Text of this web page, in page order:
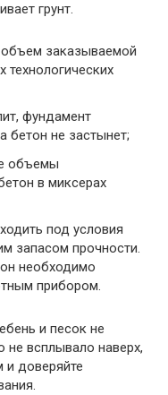
грунт.
объем заказываемой
фундамент
бетон не застынет;
объемы
в миксерах
под условия
запасом прочности.
необходимо
прибором.
и песок не
не всплывало наверх,
и доверяйте